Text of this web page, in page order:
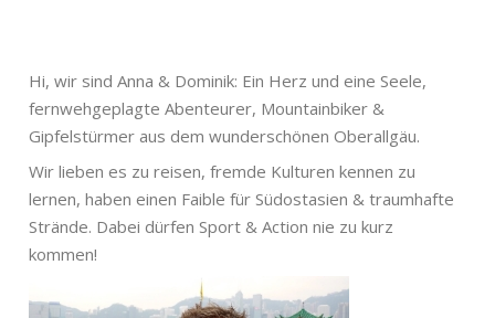
Hi, wir sind Anna & Dominik: Ein Herz und eine Seele,
fernwehgeplagte Abenteurer, Mountainbiker &
Gipfelstürmer aus dem wunderschönen Oberallgäu.
Wir lieben es zu reisen, fremde Kulturen kennen zu
lernen, haben einen Faible für Südostasien & traumhafte
Strände. Dabei dürfen Sport & Action nie zu kurz
kommen!